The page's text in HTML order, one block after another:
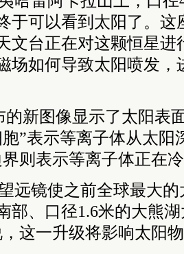
于可以看到太阳了。这
文台正在对这颗恒星进
场如何导致太阳喷发，
的新图像显示了太阳表
”表示等离子体从太阳
则表示等离子体正在
远镜使之前全球最大
部、口径1.6米的大熊
这一升级将影响太阳